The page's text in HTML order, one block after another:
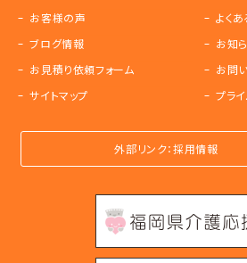
お客様の声
よく
ブログ情報
お知
お見積り依頼フォーム
お問
サイトマップ
プラ
外部リンク：採用情報